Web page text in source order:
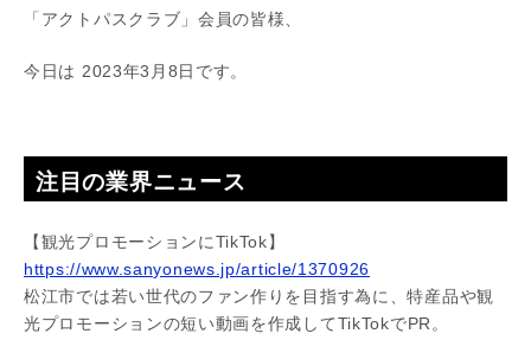
「アクトパスクラブ」会員の皆様、
今日は 2023年3月8日です。
注目の業界ニュース
【観光プロモーションにTikTok】
https://www.sanyonews.jp/article/1370926
松江市では若い世代のファン作りを目指す為に、特産品や観
光プロモーションの短い動画を作成してTikTokでPR。